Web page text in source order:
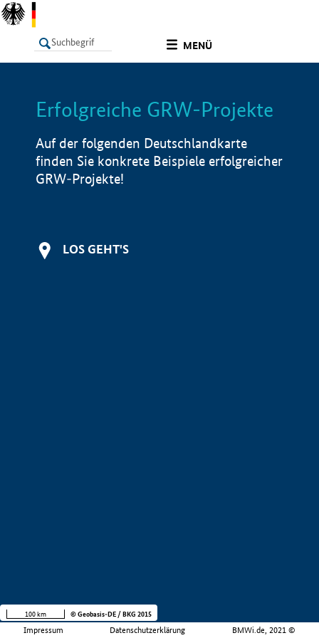
MENÜ
LISTE Info
Erfolgreiche GRW-Projekte
Auf der folgenden Deutschlandkarte
finden Sie konkrete Beispiele erfolgreicher
GRW-Projekte!
LOS GEHT'S
Impressum Datenschutzerklärung BMWi.de, 2021 ©
100 km © Geobasis-DE / BKG 2015